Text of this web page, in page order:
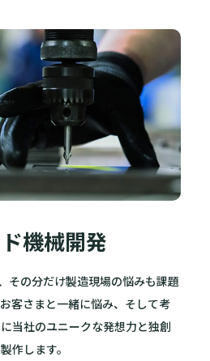
機械開発
その分だけ製造現場の悩みも課題
客さまと一緒に悩み、そして考
当社のユニークな発想力と独創
作します。